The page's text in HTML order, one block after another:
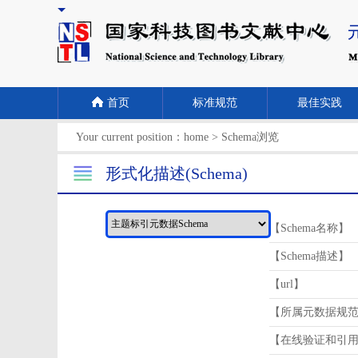
首页 标准规范 最佳实践
Your current position： home > Schema浏览
形式化描述(Schema)
【Schema名称】
【Schema描述】
【url】
【所属元数据规
【在线验证和引